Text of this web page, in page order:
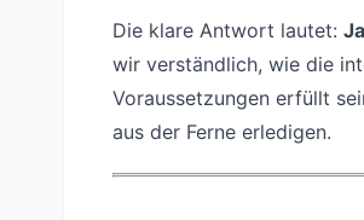
Die klare Antwort lautet:
wir verständlich, wie die
Voraussetzungen erfüllt
aus der Ferne erledigen.